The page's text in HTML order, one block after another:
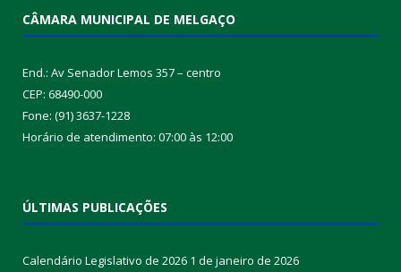
CÂMARA MUNICIPAL DE MELGAÇO
End.: Av Senador Lemos 357 – centro
CEP: 68490-000
Fone: (91) 3637-1228
Horário de atendimento: 07:00 às 12:00
ÚLTIMAS PUBLICAÇÕES
Calendário Legislativo de 2026 1 de janeiro de 2026